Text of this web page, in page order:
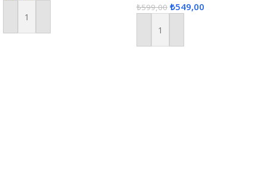
Sepete Ekle
Hurcu, Bohça Gelin Hurç Seti
₺599,00 ₺549,00
Sepete Ekle